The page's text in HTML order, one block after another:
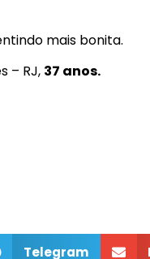
mais bonita.
– RJ, 37 anos.
Telegram